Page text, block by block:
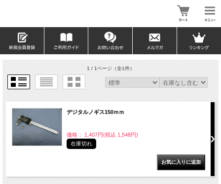
1 / 1ページ（全1件）
デジタルノギス150ｍｍ
価格： 1,407円(税込 1,548円)
在庫切れ